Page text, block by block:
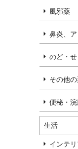
風邪薬
鼻炎、
のど・
その他
便秘・
生活
インテ